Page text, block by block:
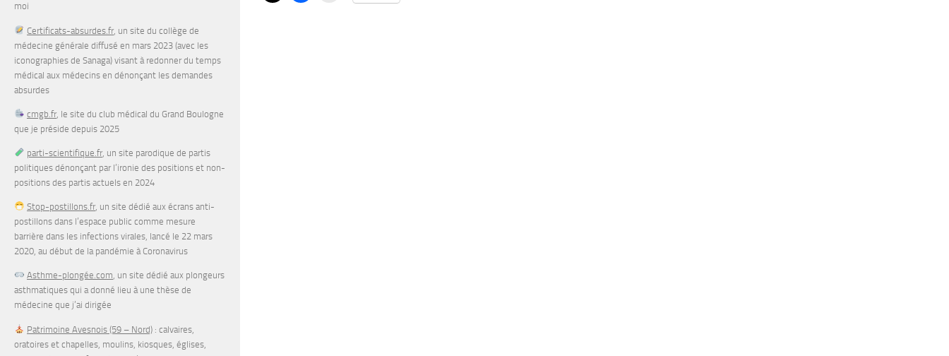
moi
Certificats-absurdes.fr , un site du collège de
médecine générale diffusé en mars 2023 (avec les
iconographies de Sanaga) visant à redonner du temps
médical aux médecins en dénonçant les demandes
absurdes
cmgb.fr , le site du club médical du Grand Boulogne
que je préside depuis 2025
parti-scientifique.fr , un site parodique de partis
politiques dénonçant par l’ironie des positions et non-
positions des partis actuels en 2024
Stop-postillons.fr, un site dédié aux écrans anti-
postillons dans l’espace public comme mesure
barrière dans les infections virales, lancé le 22 mars
2020, au début de la pandémie à Coronavirus
Asthme-plongée.com, un site dédié aux plongeurs
asthmatiques qui a donné lieu à une thèse de
médecine que j’ai dirigée
Patrimoine Avesnois (59 – Nord) : calvaires,
oratoires et chapelles, moulins, kiosques, églises,